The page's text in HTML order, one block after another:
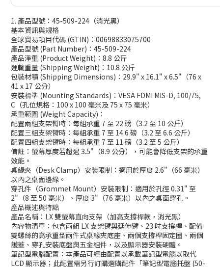
1. 產品型號：45-509-224（消光黑）
基本資訊與規格
全球貿易項目代碼 (GTIN)：00698833075700
產品型號 (Part Number)：45-509-224
產品淨重 (Product Weight)：8.8 公斤
運輸重量 (Shipping Weight)：10.8 公斤
包裝材積 (Shipping Dimensions)：29.9" x 16.1" x 6.5"（76 x
41 x 17 公分）
安裝標準 (Mounting Standards)：VESA FDMI MIS-D, 100/75,
C（孔位規格：100 x 100 毫米及 75 x 75 毫米）
承重範圍 (Weight Capacity)：
配置兩組支架臂時：每組承重 7 至 22 磅（3.2 至 10 公斤）
配置三組支架臂時：每組承重 7 至 14.6 磅（3.2 至 6.6 公斤）
配置四組支架臂時：每組承重 7 至 11 磅（3.2 至 5 公斤）
備註：螢幕厚度若超過 3.5"（8.9 公分），可能會降低支架的承重
效能。
桌緣夾（Desk Clamp）安裝限制：適用於厚度 2.6"（66 毫米）
以內之桌面邊緣。
穿孔件（Grommet Mount）安裝限制：適用於孔徑 0.31" 至
2"（8 至 50 毫米）、厚度 3"（76 毫米）以內之桌面穿孔。
產品概述與特點
產品名稱：LX 雙螢幕直向支架（加高支撐桿款，消光黑）
內容物清單：包含兩組 LX 支架臂與延伸臂、23 吋支撐桿、配備
雙螺絲的高承重型兩件式桌緣夾底座、兩個支撐桿固定圈、兩個
護蓋、穿孔安裝底盤與五金組件，以及顯示器安裝硬體。
筆記型電腦配置：本產品可經由配置以承載筆記型電腦以取代
LCD 顯示器；此配置需另行訂購選購配件「筆記型電腦托盤 (50-